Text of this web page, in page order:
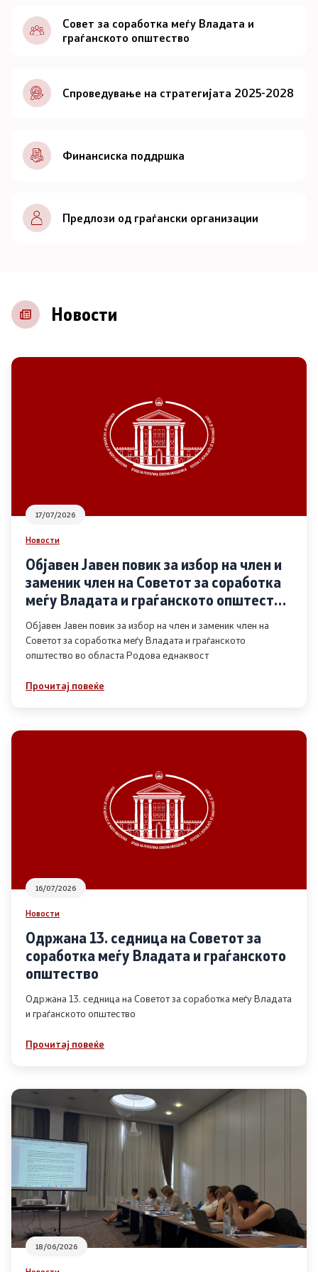
Документи
Совет
За советот
Документи
Записници и дневни редови од седниците на
Советот
Контакт
Основање на здружение
Дијалог меѓу Владата и граѓанскиот сектор
Отворени денови за иницијативи на граѓанските
организации
Финансиска поддршка
Извештаи
Список на ОЈИ
Контакт
Контакт
Линкови
Изјава за пристапност
Со еден клик до сите услуги
Совет за соработка меѓу Владата и
граѓанското општество
Спроведување на стратегијата 2025-2028
Финансиска поддршка
Предлози од граѓански организации
Новости
17/07/2026
Новости
Објавен Јавен повик за избор на член и
заменик член на Советот за соработка
меѓу Владата и граѓанското општество
во областа Родова еднаквост
Објавен Јавен повик за избор на член и заменик член на
Советот за соработка меѓу Владата и граѓанското
општество во областа Родова еднаквост
Прочитај повеќе
16/07/2026
Новости
Одржана 13. седница на Советот за
соработка меѓу Владата и граѓанското
општество
Одржана 13. седница на Советот за соработка меѓу Владата
и граѓанското општество
Прочитај повеќе
18/06/2026